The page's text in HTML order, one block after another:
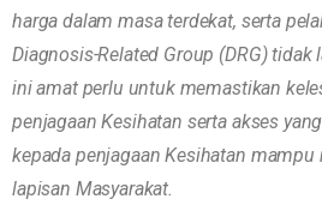
harga dalam masa terdekat, serta
Diagnosis-Related Group (DRG) tidak
ini amat perlu untuk memastikan
penjagaan Kesihatan serta akses
kepada penjagaan Kesihatan
lapisan Masyarakat.